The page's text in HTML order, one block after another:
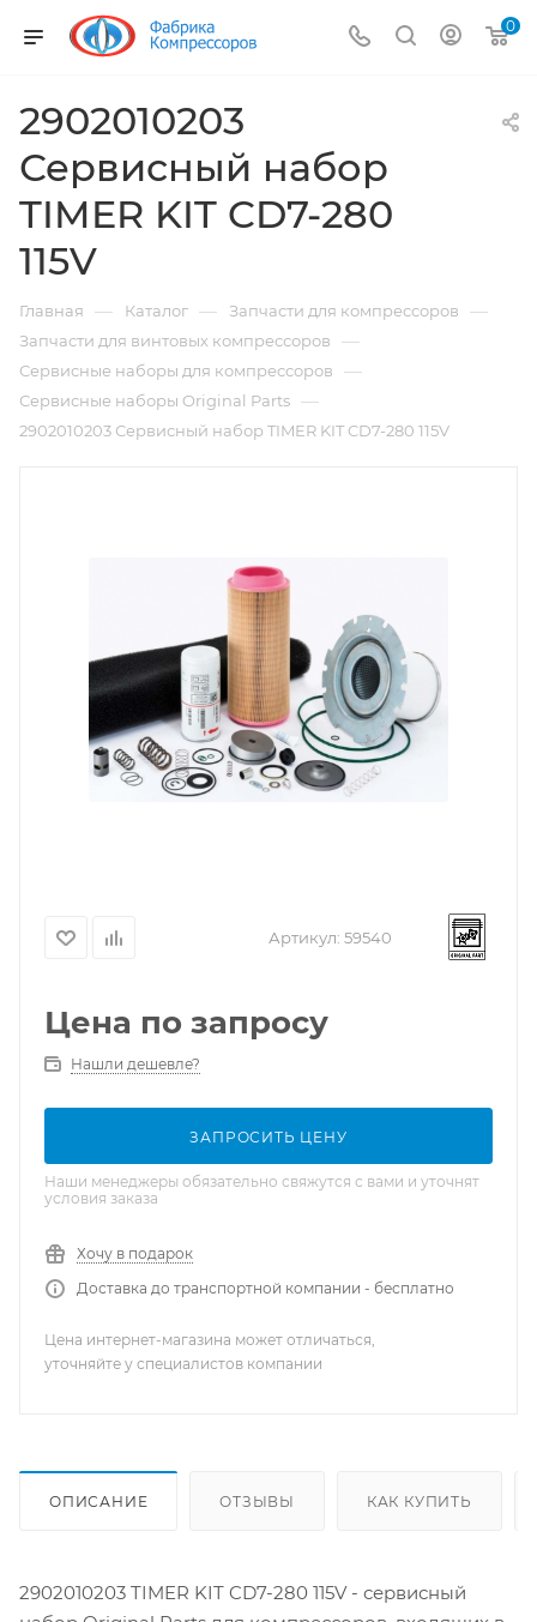
0
2902010203
Сервисный набор
TIMER KIT CD7-280
115V
Главная — Каталог — Запчасти для компрессоров —
Запчасти для винтовых компрессоров —
Сервисные наборы для компрессоров —
Сервисные наборы Original Parts —
2902010203 Сервисный набор TIMER KIT CD7-280 115V
Артикул: 59540
Цена по запросу
Нашли дешевле?
ЗАПРОСИТЬ ЦЕНУ
Наши менеджеры обязательно свяжутся с вами и уточнят
условия заказа
Хочу в подарок
Доставка до транспортной компании - бесплатно
Цена интернет-магазина может отличаться,
уточняйте у специалистов компании
ОПИСАНИЕ ОТЗЫВЫ КАК КУПИТЬ
2902010203 TIMER KIT CD7-280 115V - сервисный